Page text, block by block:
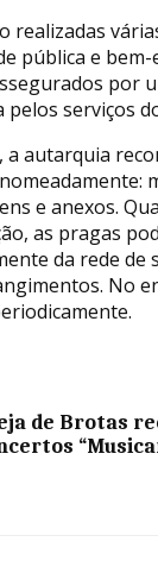
realizadas
pública e
por
pelos serviços
autarquia
e anexos.
as pragas
da rede de
No
de Brotas